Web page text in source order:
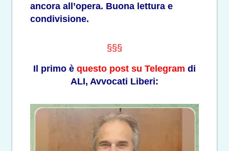
ancora all’opera. Buona lettura e
condivisione.
§§§
Il primo è questo post su Telegram di
ALI, Avvocati Liberi: